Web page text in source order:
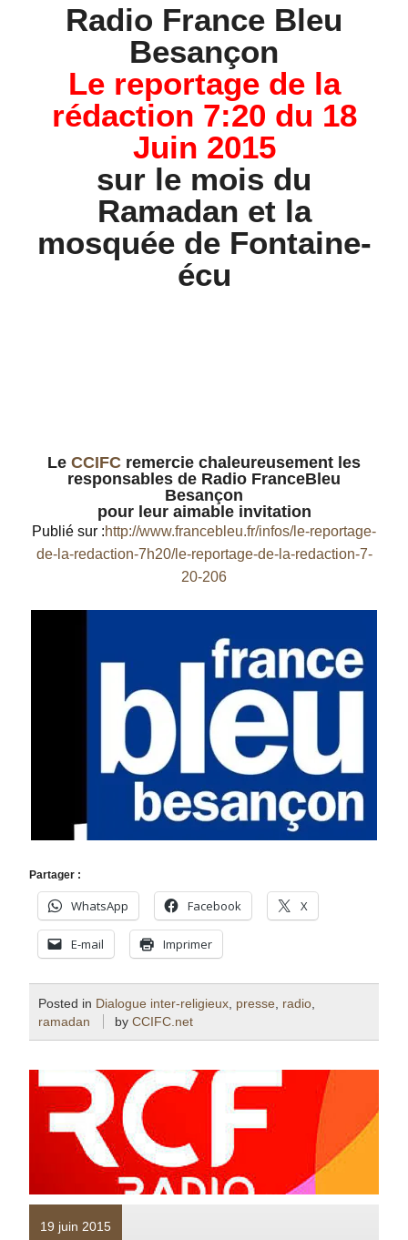
Radio France Bleu
Besançon
Le reportage de la
rédaction 7:20 du 18
Juin 2015
sur le mois du
Ramadan et la
mosquée de Fontaine-
écu
Le CCIFC remercie chaleureusement les
responsables de Radio FranceBleu
Besançon
pour leur aimable invitation
Publié sur :http://www.francebleu.fr/infos/le-reportage-
de-la-redaction-7h20/le-reportage-de-la-redaction-7-
20-206
Partager :
WhatsApp Facebook X
E-mail Imprimer
Posted in Dialogue inter-religieux presse radio
ramadan
by CCIFC.net
19 juin 2015